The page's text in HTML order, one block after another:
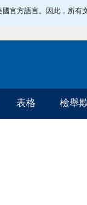
官方語言。因此，所有
表格 檢舉